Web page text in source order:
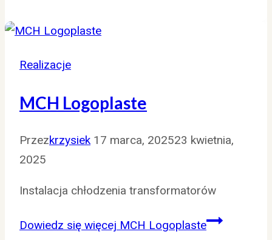
Realizacje
MCH Logoplaste
Przezkrzysiek 17 marca, 202523 kwietnia,
2025
Instalacja chłodzenia transformatorów
Dowiedz się więcej MCH Logoplaste